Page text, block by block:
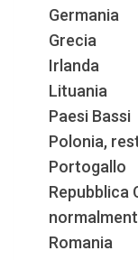
Germania
Grecia
Irlanda
Lituania
Paesi Bassi
Polonia,
Portogallo
Repubblica
Romania